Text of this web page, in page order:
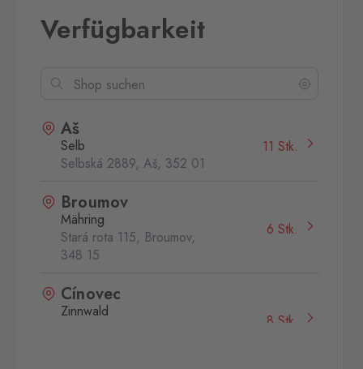
Verfügbarkeit
Aš
Selb
Selbská 2889, Aš, 352 01
11 Stk.
Broumov
Mähring
Stará rota 115, Broumov,
348 15
6 Stk.
Cínovec
Zinnwald
8 Stk.